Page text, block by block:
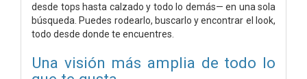
desde tops hasta calzado y todo lo demás— en una sola
búsqueda. Puedes rodearlo, buscarlo y encontrar el look,
todo desde donde te encuentres.
Una visión más amplia de todo lo